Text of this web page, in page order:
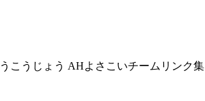
こうじょう AHよさこいチームリンク集